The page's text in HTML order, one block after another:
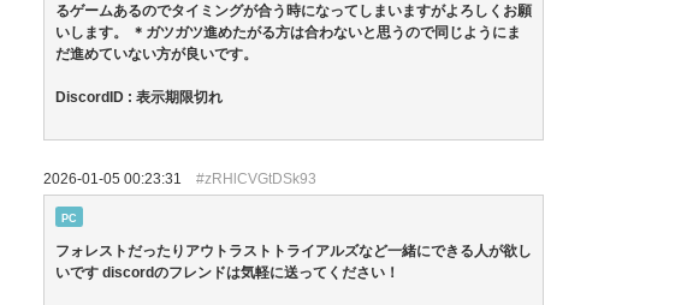
るゲームあるのでタイミングが合う時になってしまいますがよろしくお願
いします。 ＊ガツガツ進めたがる方は合わないと思うので同じようにま
だ進めていない方が良いです。
DiscordID : 表示期限切れ
2026-01-05 00:23:31 #zRHlCVGtDSk93
PC
フォレストだったりアウトラストトライアルズなど一緒にできる人が欲し
いです discordのフレンドは気軽に送ってください！